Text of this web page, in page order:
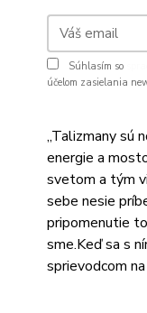
Súhlasím so
účelom zasielania
,,Talizmany sú
energie a
svetom a tým
sebe nesie
pripomenutie
sme.Keď sa s
sprievodcom